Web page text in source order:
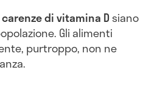
carenze di vitamina Dsiano
Gli alimenti
purtroppo, non ne